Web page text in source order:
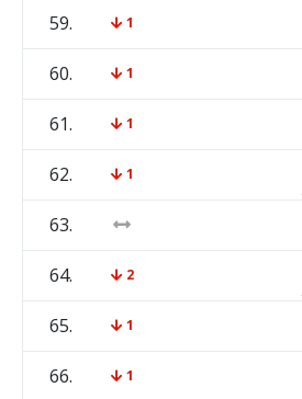
59. 1
60. 1
61. 1
62. 1
63.
64. 2
65. 1
66. 1